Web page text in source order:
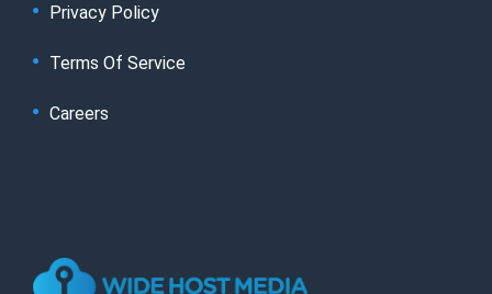
Privacy Policy
Terms Of Service
Careers